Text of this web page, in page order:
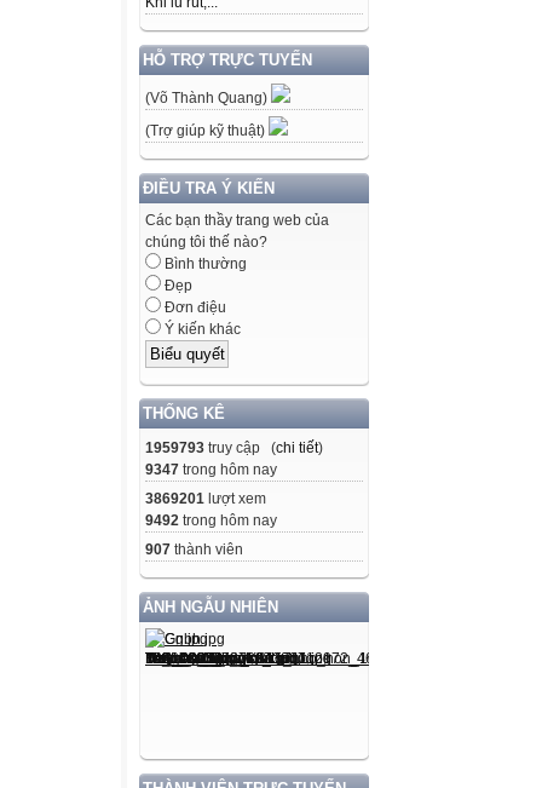
HỖ TRỢ TRỰC TUYẾN
(Võ Thành Quang)
(Trợ giúp kỹ thuật)
ĐIỀU TRA Ý KIẾN
Các bạn thầy trang web của
chúng tôi thế nào?
Bình thường
Đẹp
Đơn điệu
Ý kiến khác
THỐNG KÊ
1959793 truy cập (chi tiết)
9347 trong hôm nay
3869201 lượt xem
9492 trong hôm nay
907 thành viên
ẢNH NGẪU NHIÊN